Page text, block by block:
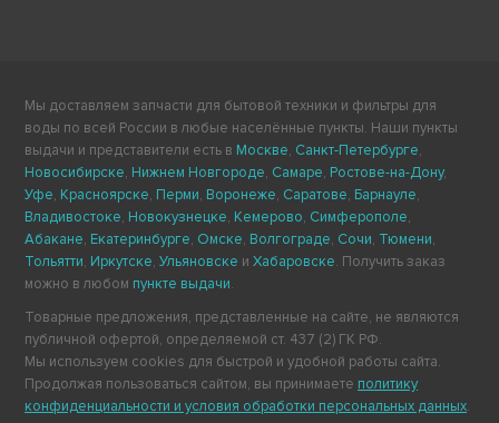
Мы доставляем запчасти для бытовой техники и фильтры для
воды по всей России в любые населённые пункты. Наши пункты
выдачи и представители есть в Москве, Санкт-Петербурге,
Новосибирске, Нижнем Новгороде, Самаре, Ростове-на-Дону,
Уфе, Красноярске, Перми, Воронеже, Саратове, Барнауле,
Владивостоке, Новокузнецке, Кемерово, Симферополе,
Абакане, Екатеринбурге, Омске, Волгограде, Сочи, Тюмени,
Тольятти, Иркутске,Ульяновске иХабаровске. Получить заказ
можно в любом пункте выдачи.
Товарные предложения, представленные на сайте, не являются
публичной офертой, определяемой ст. 437 (2) ГК РФ.
Мы используем cookies для быстрой и удобной работы сайта.
Продолжая пользоваться сайтом, вы принимаете политику
конфиденциальности и условия обработки персональных данных.